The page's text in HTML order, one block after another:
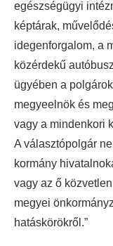
egészségügyi
képtárak,
idegenforgalom, a
közérdekű
ügyében a
megyeelnök és
vagy a mindenkori
A választópolgár
kormány
vagy az ő
megyei
hatáskörökről.”